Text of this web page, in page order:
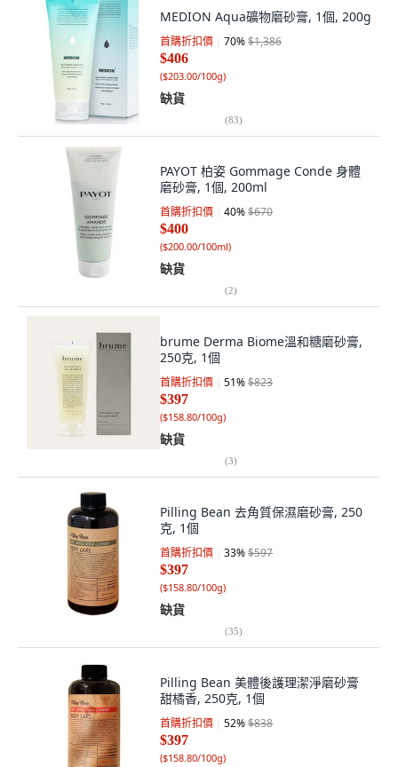
MEDION Aqua礦物磨砂膏, 1個, 200g
首購折扣價 70%$1,386
$406
($203.00/100g)
缺貨
(83)
PAYOT 柏姿 Gommage Conde 身體
磨砂膏, 1個, 200ml
首購折扣價 40%$670
$400
($200.00/100ml)
缺貨
(2)
brume Derma Biome溫和糖磨砂膏,
250克, 1個
首購折扣價 51%$823
$397
($158.80/100g)
缺貨
(3)
Pilling Bean 去角質保濕磨砂膏, 250
克, 1個
首購折扣價 33%$597
$397
($158.80/100g)
缺貨
(35)
Pilling Bean 美體後護理潔淨磨砂膏
甜橘香, 250克, 1個
首購折扣價 52%$838
$397
($158.80/100g)